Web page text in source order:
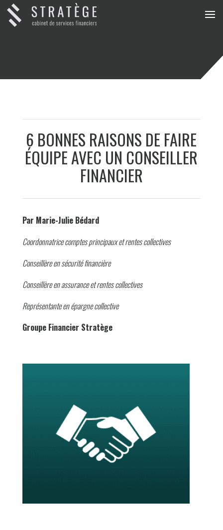
6 BONNES RAISONS DE FAIRE
ÉQUIPE AVEC UN CONSEILLER
FINANCIER
Par Marie-Julie Bédard
Coordonnatrice comptes principaux et rentes collectives
Conseillère en sécurité financière
Conseillère en assurance et rentes collectives
Représentante en épargne collective
Groupe Financier Stratège